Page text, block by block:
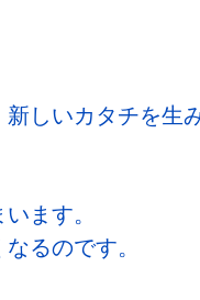
しいカタチを生
ます。
るのです。